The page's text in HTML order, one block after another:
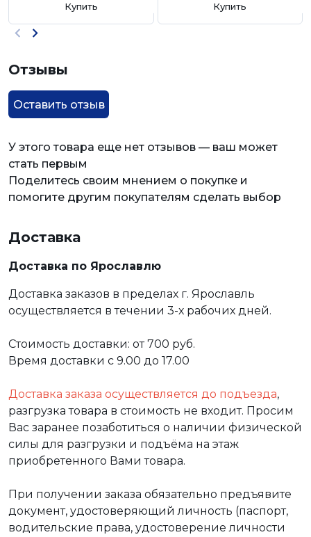
Купить Купить
Отзывы
Оставить отзыв
У этого товара еще нет отзывов — ваш может
стать первым
Поделитесь своим мнением о покупке и
помогите другим покупателям сделать выбор
Доставка
Доставка по Ярославлю
Доставка заказов в пределах г. Ярославль
осуществляется в течении 3-х рабочих дней.
Стоимость доставки: от 700 руб.
Время доставки с 9.00 до 17.00
Доставка заказа осуществляется до подъезда,
разгрузка товара в стоимость не входит. Просим
Вас заранее позаботиться о наличии физической
силы для разгрузки и подъёма на этаж
приобретенного Вами товара.
При получении заказа обязательно предъявите
документ, удостоверяющий личность (паспорт,
водительские права, удостоверение личности